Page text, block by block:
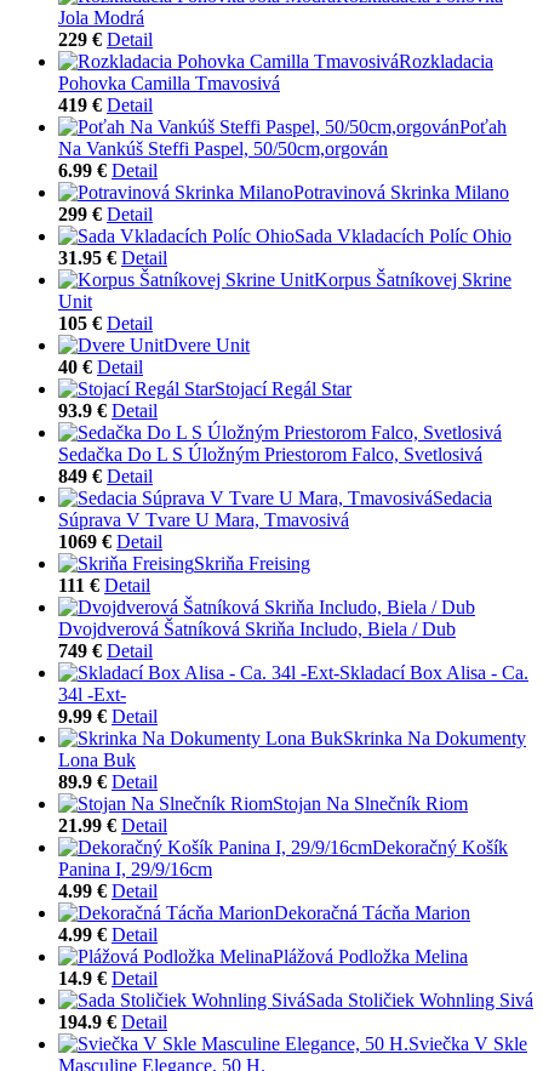
Jola Modrá
229 € Detail
Rozkladacia
Pohovka Camilla Tmavosivá
419 € Detail
Poťah
Na Vankúš Steffi Paspel, 50/50cm,orgován
6.99 € Detail
Potravinová Skrinka Milano
299 € Detail
Sada Vkladacích Políc Ohio
31.95 € Detail
Korpus Šatníkovej Skrine
Unit
105 € Detail
Dvere Unit
40 € Detail
Stojací Regál Star
93.9 € Detail
Sedačka Do L S Úložným Priestorom Falco, Svetlosivá
849 € Detail
Sedacia
Súprava V Tvare U Mara, Tmavosivá
1069 € Detail
Skriňa Freising
111 € Detail
Dvojdverová Šatníková Skriňa Includo, Biela / Dub
749 € Detail
Skladací Box Alisa - Ca.
34l -Ext-
9.99 € Detail
Skrinka Na Dokumenty
Lona Buk
89.9 € Detail
Stojan Na Slnečník Riom
21.99 € Detail
Dekoračný Košík
Panina I, 29/9/16cm
4.99 € Detail
Dekoračná Tácňa Marion
4.99 € Detail
Plážová Podložka Melina
14.9 € Detail
Sada Stoličiek Wohnling Sivá
194.9 € Detail
Sviečka V Skle
Masculine Elegance, 50 H.